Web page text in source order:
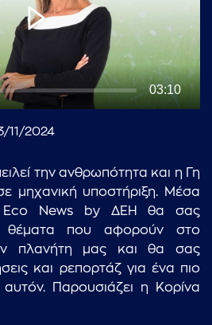
03:10
11/2024
την ανθρωπότητα και η Γη
μηχανική υποστήριξη. Μέσα
Eco News by ΔΕΗ θα σας
θέματα που αφορούν στο
πλανήτη μας και θα σας
και ρεπορτάζ για ένα πιο
Παρουσιάζει η Κορίνα